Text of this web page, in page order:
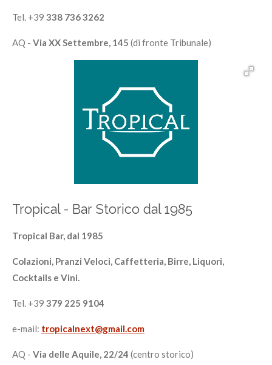
Tel. +39 338 736 3262
AQ - Via XX Settembre, 145 (di fronte Tribunale)
Tropical - Bar Storico dal 1985
Tropical Bar, dal 1985
Colazioni, Pranzi Veloci, Caffetteria, Birre, Liquori,
Cocktails e Vini.
Tel. +39 379 225 9104
e-mail: tropicalnext@gmail.com
AQ - Via delle Aquile, 22/24 (centro storico)